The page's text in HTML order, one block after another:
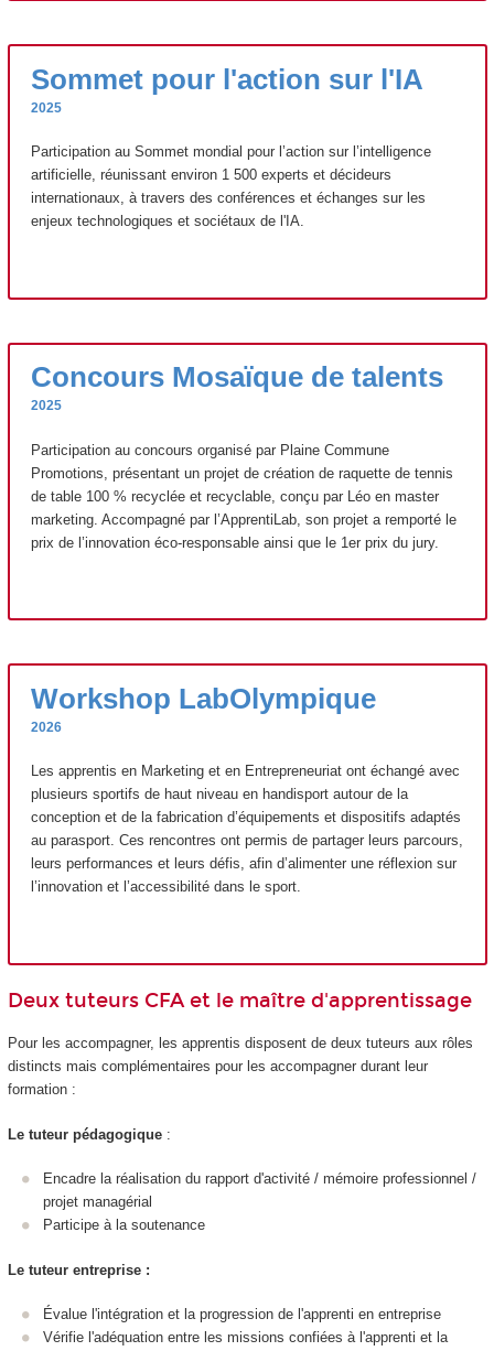
Sommet pour l'action sur l'IA
2025
Participation au Sommet mondial pour l’action sur l’intelligence
artificielle, réunissant environ 1 500 experts et décideurs
internationaux, à travers des conférences et échanges sur les
enjeux technologiques et sociétaux de l'IA.
Concours Mosaïque de talents
2025
Participation au concours organisé par Plaine Commune
Promotions, présentant un projet de création de raquette de tennis
de table 100 % recyclée et recyclable, conçu par Léo en master
marketing. Accompagné par l’ApprentiLab, son projet a remporté le
prix de l’innovation éco-responsable ainsi que le 1er prix du jury.
Workshop LabOlympique
2026
Les apprentis en Marketing et en Entrepreneuriat ont échangé avec
plusieurs sportifs de haut niveau en handisport autour de la
conception et de la fabrication d’équipements et dispositifs adaptés
au parasport. Ces rencontres ont permis de partager leurs parcours,
leurs performances et leurs défis, afin d’alimenter une réflexion sur
l’innovation et l’accessibilité dans le sport.
Deux tuteurs CFA et le maître d'apprentissage
Pour les accompagner, les apprentis disposent de deux tuteurs aux rôles
distincts mais complémentaires pour les accompagner durant leur
formation :
Le tuteur pédagogique :
Encadre la réalisation du rapport d'activité / mémoire professionnel /
projet managérial
Participe à la soutenance
Le tuteur entreprise :
Évalue l'intégration et la progression de l'apprenti en entreprise
Vérifie l'adéquation entre les missions confiées à l'apprenti et la